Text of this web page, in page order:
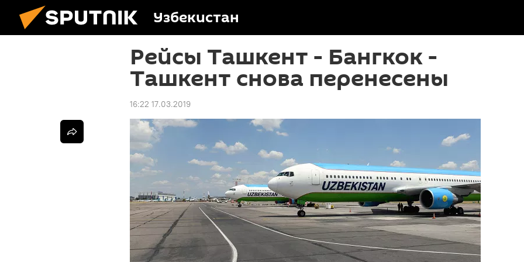
Узбекистан
Рейсы Ташкент - Бангкок -
Ташкент снова перенесены
16:22 17.03.2019